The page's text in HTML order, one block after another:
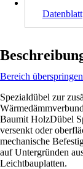
Datenblatt
Bereich überspringen
Spezialdübel zur
Baumit HolzDübel
versenkt oder
mechanische
auf Untergründen
Leichtbauplatten.